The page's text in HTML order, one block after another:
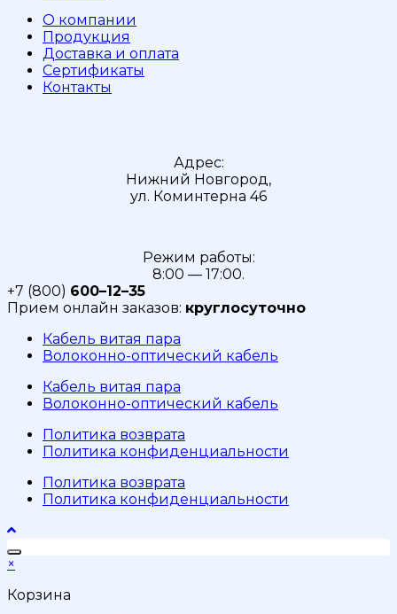
О компании
Продукция
Доставка и оплата
Сертификаты
Контакты
Адрес:
Нижний Новгород,
ул. Коминтерна 46
Режим работы:
8:00 — 17:00.
+7 (800) 600–12–35
Прием онлайн заказов: круглосуточно
Кабель витая пара
Волоконно-оптический кабель
Кабель витая пара
Волоконно-оптический кабель
Политика возврата
Политика конфиденциальности
Политика возврата
Политика конфиденциальности
×
Корзина